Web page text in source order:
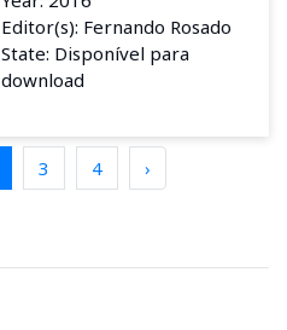
Editor(s): Fernando Rosado
State: Disponível para
download
3 4 ›